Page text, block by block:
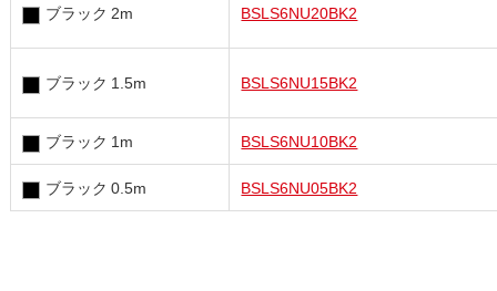
ブラック 2m BSLS6NU20BK2
ブラック 1.5m BSLS6NU15BK2
ブラック 1m BSLS6NU10BK2
ブラック 0.5m BSLS6NU05BK2